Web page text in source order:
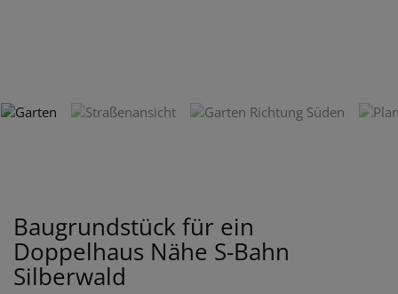
Baugrundstück für ein
Doppelhaus Nähe S-Bahn
Silberwald